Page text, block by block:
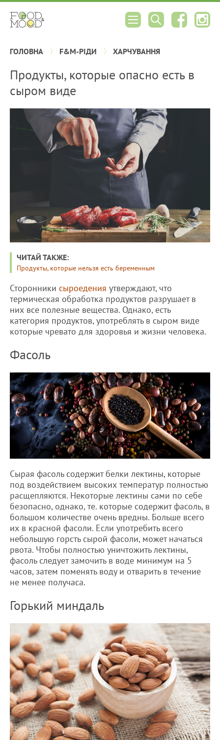
ГОЛОВНА F&M-РІДИ ХАРЧУВАННЯ
Продукты, которые опасно есть в
сыром виде
ЧИТАЙ ТАКЖЕ:
Продукты, которые нельзя есть беременным
Сторонники сыроедения утверждают, что
термическая обработка продуктов разрушает в
них все полезные вещества. Однако, есть
категория продуктов, употреблять в сыром виде
которые чревато для здоровья и жизни человека.
Фасоль
Сырая фасоль содержит белки лектины, которые
под воздействием высоких температур полностью
расщепляются. Некоторые лектины сами по себе
безопасно, однако, те. которые содержит фасоль, в
большом количестве очень вредны. Больше всего
их в красной фасоли. Если употребить всего
небольшую горсть сырой фасоли, может начаться
рвота. Чтобы полностью уничтожить лектины,
фасоль следует замочить в воде минимум на 5
часов, затем поменять воду и отварить в течение
не менее получаса.
Горький миндаль